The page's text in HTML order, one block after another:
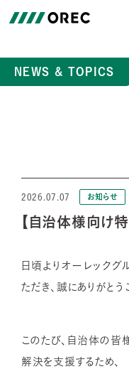
NEWS & TOPICS
2026.07.07 お知らせ
【自治体様向け
日頃よりオーレックグ
ただき、誠にありがとう
このたび、自治体の
解決を支援するため、​